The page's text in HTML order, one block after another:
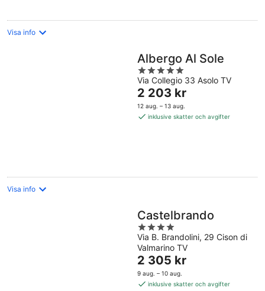
Visa info
Albergo Al Sole
5
out
of
5
Via Collegio 33 Asolo TV
Priset
är
2 203 kr
2 203 kr
12 aug. – 13 aug.
inklusive skatter och avgifter
Visa info
Castelbrando
4
out
of
5
Via B. Brandolini, 29 Cison di
Valmarino TV
Priset
är
2 305 kr
2 305 kr
9 aug. – 10 aug.
inklusive skatter och avgifter